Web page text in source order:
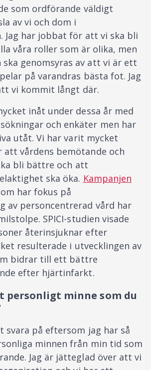
som ordförande väldigt
av vi och dom i
Jag har jobbat för att vi ska bli
våra roller som är olika, men
genomsyras av att vi är ett
på varandras bästa fot. Jag
vi kommit långt där.
inåt under dessa år med
och enkäter men har
utåt. Vi har varit mycket
att vårdens bemötande och
bli bättre och att
ska öka. Kampanjen
har fokus på
av personcentrerad vård har
SPICI-studien visade
återinsjuknar efter
resulterade i utvecklingen av
bidrar till ett bättre
efter hjärtinfarkt.
personligt minne som du
svara på eftersom jag har så
minnen från min tid som
Jag är jätteglad över att vi